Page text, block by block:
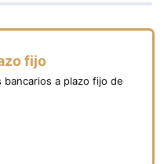
fijo
a plazo fijo de